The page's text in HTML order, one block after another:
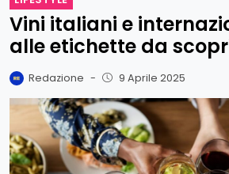
Vini italiani e
alle etichette da
Redazione - 9 Aprile 2025